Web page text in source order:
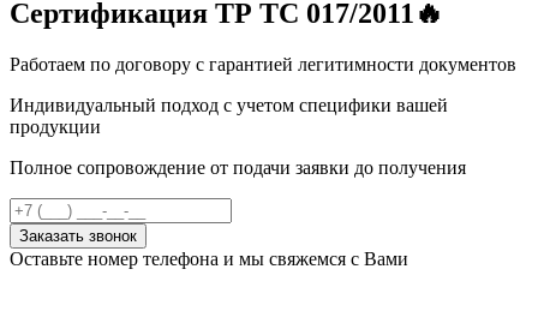
Сертификация ТР ТС 017/2011🔥
Работаем по договору с гарантией легитимности документов
Индивидуальный подход с учетом специфики вашей
продукции
Полное сопровождение от подачи заявки до получения
Заказать звонок
Оставьте номер телефона и мы свяжемся с Вами